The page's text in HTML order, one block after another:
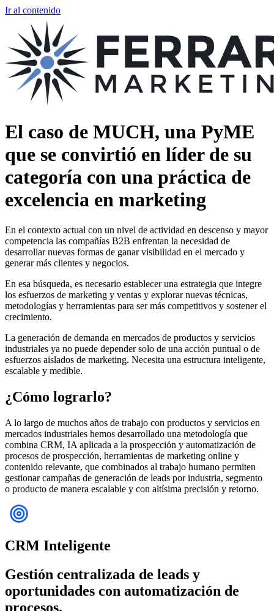
Ir al contenido
El caso de MUCH, una PyME
que se convirtió en líder de su
categoría con una práctica de
excelencia en marketing
En el contexto actual con un nivel de actividad en descenso y mayor
competencia las compañías B2B enfrentan la necesidad de
desarrollar nuevas formas de ganar visibilidad en el mercado y
generar más clientes y negocios.
En esa búsqueda, es necesario establecer una estrategia que integre
los esfuerzos de marketing y ventas y explorar nuevas técnicas,
metodologías y herramientas para ser más competitivos y sostener el
crecimiento.
La generación de demanda en mercados de productos y servicios
industriales ya no puede depender solo de una acción puntual o de
esfuerzos aislados de marketing. Necesita una estructura inteligente,
escalable y medible.
¿Cómo lograrlo?
A lo largo de muchos años de trabajo con productos y servicios en
mercados industriales hemos desarrollado una metodología que
combina CRM, IA aplicada a la prospección y automatización de
procesos de prospección, herramientas de marketing online y
contenido relevante, que combinados al trabajo humano permiten
gestionar campañas de generación de leads por industria, segmento
o producto de manera escalable y con altísima precisión y retorno.
CRM Inteligente
Gestión centralizada de leads y
oportunidades con automatización de
procesos.